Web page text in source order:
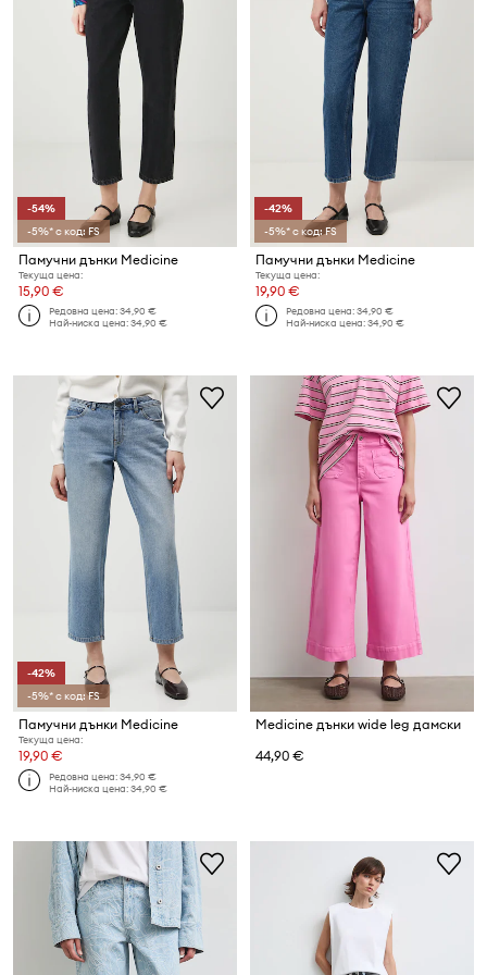
-54%
-5%* с код: FS
Памучни дънки Medicine
Текуща цена:
15,90 €
Редовна цена:34,90 €
Най-ниска цена:34,90 €
-42%
-5%* с код: FS
Памучни дънки Medicine
Текуща цена:
19,90 €
Редовна цена:34,90 €
Най-ниска цена:34,90 €
-42%
-5%* с код: FS
Памучни дънки Medicine
Текуща цена:
19,90 €
Редовна цена:34,90 €
Най-ниска цена:34,90 €
Medicine дънки wide leg дамски
44,90 €